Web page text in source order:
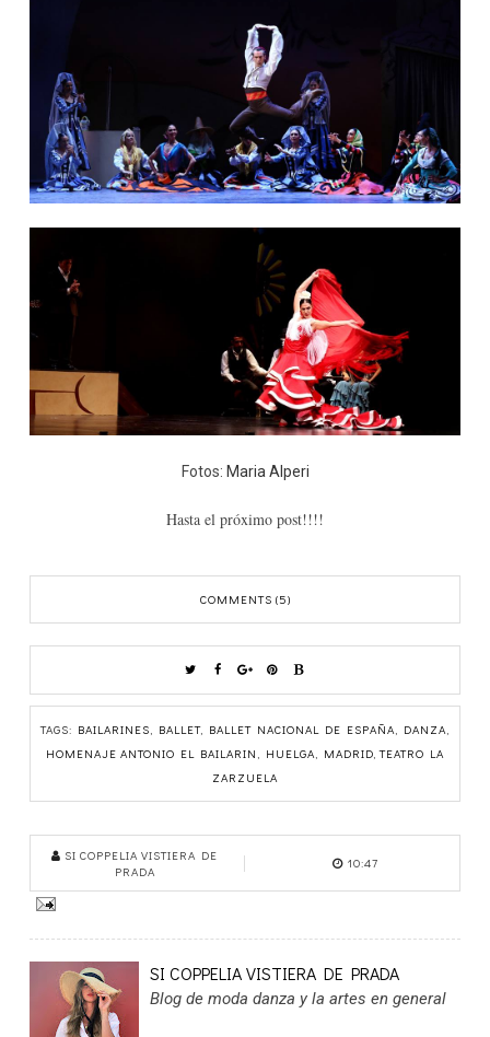
Fotos: Maria Alperi
Hasta el próximo post!!!!
COMMENTS (5)
TAGS: BAILARINES BALLET, BALLET NACIONAL DE ESPAÑA DANZA
HOMENAJE ANTONIO EL BAILARIN
HUELGA MADRID ,TEATRO LA
ZARZUELA
SI COPPELIA VISTIERA DE
PRADA
10:47
SI COPPELIA VISTIERA DE PRADA
Blog de moda danza y la artes en general